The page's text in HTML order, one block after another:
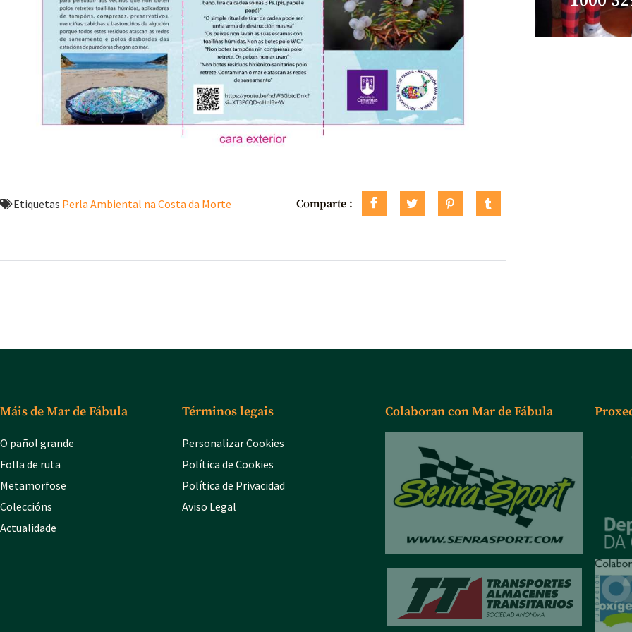
Etiquetas Perla Ambiental na Costa da Morte Comparte :
Máis de Mar de Fábula
O pañol grande
Folla de ruta
Metamorfose
Coleccións
Actualidade
Términos legais
Personalizar Cookies
Política de Cookies
Política de Privacidad
Aviso Legal
Colaboran con Mar de Fábula